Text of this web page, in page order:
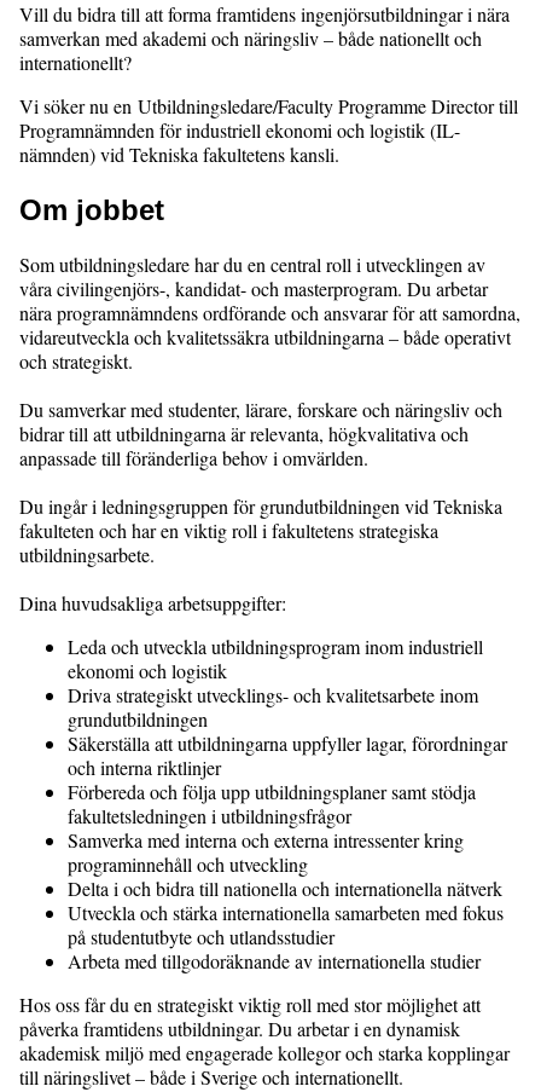
Vill du bidra till att forma framtidens ingenjörsutbildningar i nära
samverkan med akademi och näringsliv – både nationellt och
internationellt?
Vi söker nu en Utbildningsledare/Faculty Programme Director till
Programnämnden för industriell ekonomi och logistik (IL-
nämnden) vid Tekniska fakultetens kansli.
Om jobbet
Som utbildningsledare har du en central roll i utvecklingen av
våra civilingenjörs-, kandidat- och masterprogram. Du arbetar
nära programnämndens ordförande och ansvarar för att samordna,
vidareutveckla och kvalitetssäkra utbildningarna – både operativt
och strategiskt.
Du samverkar med studenter, lärare, forskare och näringsliv och
bidrar till att utbildningarna är relevanta, högkvalitativa och
anpassade till föränderliga behov i omvärlden.
Du ingår i ledningsgruppen för grundutbildningen vid Tekniska
fakulteten och har en viktig roll i fakultetens strategiska
utbildningsarbete.
Dina huvudsakliga arbetsuppgifter:
Leda och utveckla utbildningsprogram inom industriell
ekonomi och logistik
Driva strategiskt utvecklings- och kvalitetsarbete inom
grundutbildningen
Säkerställa att utbildningarna uppfyller lagar, förordningar
och interna riktlinjer
Förbereda och följa upp utbildningsplaner samt stödja
fakultetsledningen i utbildningsfrågor
Samverka med interna och externa intressenter kring
programinnehåll och utveckling
Delta i och bidra till nationella och internationella nätverk
Utveckla och stärka internationella samarbeten med fokus
på studentutbyte och utlandsstudier
Arbeta med tillgodoräknande av internationella studier
Hos oss får du en strategiskt viktig roll med stor möjlighet att
påverka framtidens utbildningar. Du arbetar i en dynamisk
akademisk miljö med engagerade kollegor och starka kopplingar
till näringslivet – både i Sverige och internationellt.